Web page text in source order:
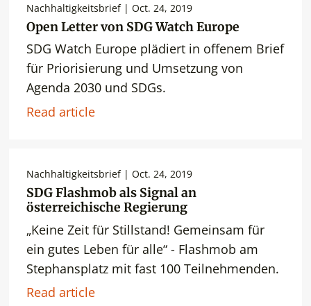
Nachhaltigkeitsbrief | Oct. 24, 2019
Open Letter von SDG Watch Europe
SDG Watch Europe plädiert in offenem Brief
für Priorisierung und Umsetzung von
Agenda 2030 und SDGs.
Read article
Nachhaltigkeitsbrief | Oct. 24, 2019
SDG Flashmob als Signal an
österreichische Regierung
„Keine Zeit für Stillstand! Gemeinsam für
ein gutes Leben für alle“ - Flashmob am
Stephansplatz mit fast 100 Teilnehmenden.
Read article